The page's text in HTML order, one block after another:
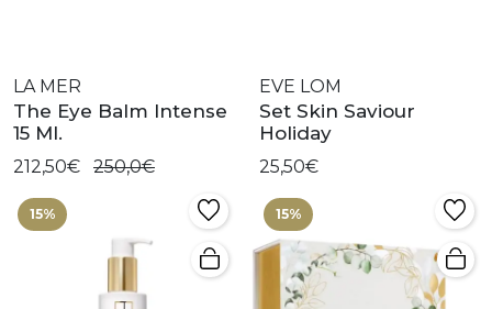
LA MER
The Eye Balm Intense
15 Ml.
212,50€ 250,0€
EVE LOM
Set Skin Saviour
Holiday
25,50€
15% 15%